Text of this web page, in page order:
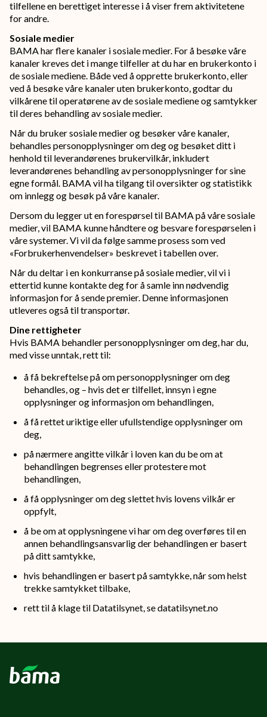
tilfellene en berettiget interesse i å viser frem aktivitetene
for andre.
Sosiale medier
BAMA har flere kanaler i sosiale medier. For å besøke våre
kanaler kreves det i mange tilfeller at du har en brukerkonto i
de sosiale mediene. Både ved å opprette brukerkonto, eller
ved å besøke våre kanaler uten brukerkonto, godtar du
vilkårene til operatørene av de sosiale mediene og samtykker
til deres behandling av sosiale medier.
Når du bruker sosiale medier og besøker våre kanaler,
behandles personopplysninger om deg og besøket ditt i
henhold til leverandørenes brukervilkår, inkludert
leverandørenes behandling av personopplysninger for sine
egne formål. BAMA vil ha tilgang til oversikter og statistikk
om innlegg og besøk på våre kanaler.
Dersom du legger ut en forespørsel til BAMA på våre sosiale
medier, vil BAMA kunne håndtere og besvare forespørselen i
våre systemer. Vi vil da følge samme prosess som ved
«Forbrukerhenvendelser» beskrevet i tabellen over.
Når du deltar i en konkurranse på sosiale medier, vil vi i
ettertid kunne kontakte deg for å samle inn nødvendig
informasjon for å sende premier. Denne informasjonen
utleveres også til transportør.
Dine rettigheter
Hvis BAMA behandler personopplysninger om deg, har du,
med visse unntak, rett til:
å få bekreftelse på om personopplysninger om deg
behandles, og – hvis det er tilfellet, innsyn i egne
opplysninger og informasjon om behandlingen,
å få rettet uriktige eller ufullstendige opplysninger om
deg,
på nærmere angitte vilkår i loven kan du be om at
behandlingen begrenses eller protestere mot
behandlingen,
å få opplysninger om deg slettet hvis lovens vilkår er
oppfylt,
å be om at opplysningene vi har om deg overføres til en
annen behandlingsansvarlig der behandlingen er basert
på ditt samtykke,
hvis behandlingen er basert på samtykke, når som helst
trekke samtykket tilbake,
rett til å klage til Datatilsynet, se datatilsynet.no